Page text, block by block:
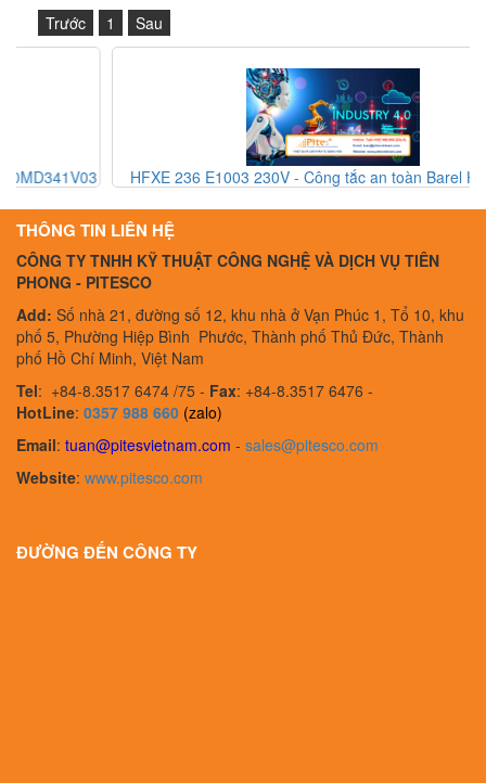
Trước
1 Sau
HFXE 236 E1003 230V - Công tắc an toàn Barel HFXE 236
THÔNG TIN LIÊN HỆ
CÔNG TY TNHH KỸ THUẬT CÔNG NGHỆ VÀ DỊCH VỤ TIÊN
PHONG - PITESCO
Add: Số nhà 21, đường số 12, khu nhà ở Vạn Phúc 1, Tổ 10, khu
phố 5, Phường Hiệp Bình Phước, Thành phố Thủ Đức, Thành
phố Hồ Chí Minh, Việt Nam
Tel: +84-8.3517 6474 /75 - Fax: +84-8.3517 6476 -
HotLine: 0357 988 660 (zalo)
Email: tuan@pitesvietnam.com - sales@pitesco.com
Website: www.pitesco.com
ĐƯỜNG ĐẾN CÔNG TY